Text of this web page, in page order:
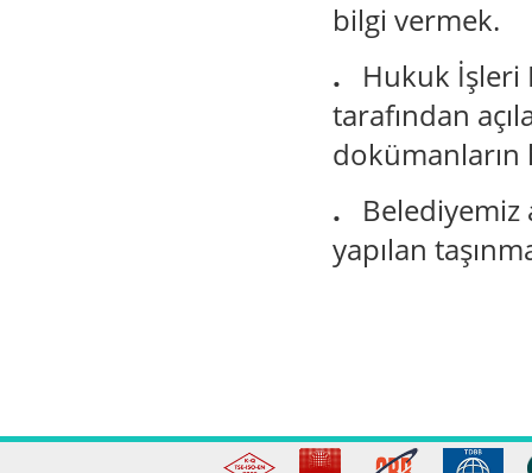
bilgi vermek.
.
Hukuk İşleri
tarafından
dokümanların
.
Belediyemiz
yapılan